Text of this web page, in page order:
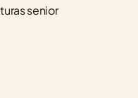
senior